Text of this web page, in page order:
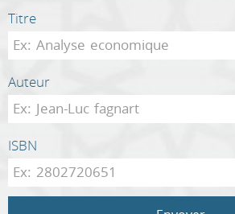
Titre
Auteur
ISBN